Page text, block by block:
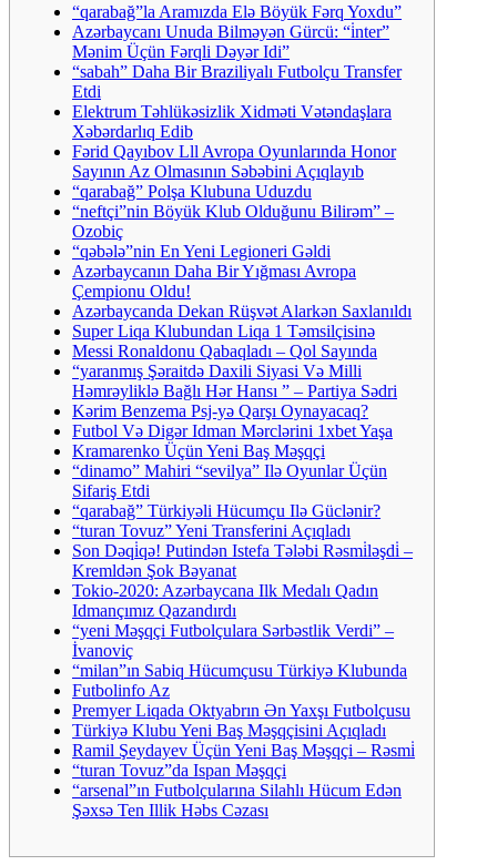
“qarabağ”la Aramızda Elə Böyük Fərq Yoxdu”
Azərbaycanı Unuda Bilməyən Gürcü: “i̇nter”
Mənim Üçün Fərqli Dəyər Idi”
“sabah” Daha Bir Braziliyalı Futbolçu Transfer
Etdi
Elektrum Təhlükəsizlik Xidməti Vətəndaşlara
Xəbərdarlıq Edib
Fərid Qayıbov Lll Avropa Oyunlarında Honor
Sayının Az Olmasının Səbəbini Açıqlayıb
“qarabağ” Polşa Klubuna Uduzdu
“neftçi”nin Böyük Klub Olduğunu Bilirəm” –
Ozobiç
“qəbələ”nin En Yeni Legioneri Gəldi
Azərbaycanın Daha Bir Yığması Avropa
Çempionu Oldu!
Azərbaycanda Dekan Rüşvət Alarkən Saxlanıldı
Super Liqa Klubundan Liqa 1 Təmsilçisinə
Messi Ronaldonu Qabaqladı – Qol Sayında
“yaranmış Şəraitdə Daxili Siyasi Və Milli
Həmrəyliklə Bağlı Hər Hansı ” – Partiya Sədri
Kərim Benzema Psj-yə Qarşı Oynayacaq?
Futbol Və Digər Idman Mərclərini 1xbet Yaşa
Kramarenko Üçün Yeni Baş Məşqçi
“dinamo” Mahiri “sevilya” Ilə Oyunlar Üçün
Sifariş Etdi
“qarabağ” Türkiyəli Hücumçu Ilə Güclənir?
“turan Tovuz” Yeni Transferini Açıqladı
Son Dəqi̇qə! Putindən Istefa Tələbi Rəsmi̇ləşdi̇ –
Kremldən Şok Bəyanat
Tokio-2020: Azərbaycana Ilk Medalı Qadın
Idmançımız Qazandırdı
“yeni Məşqçi Futbolçulara Sərbəstlik Verdi” –
İvanoviç
“milan”ın Sabiq Hücumçusu Türkiyə Klubunda
Futbolinfo Az
Premyer Liqada Oktyabrın Ən Yaxşı Futbolçusu
Türkiyə Klubu Yeni Baş Məşqçisini Açıqladı
Ramil Şeydayev Üçün Yeni Baş Məşqçi – Rəsmi̇
“turan Tovuz”da Ispan Məşqçi
“arsenal”ın Futbolçularına Silahlı Hücum Edən
Şəxsə Ten Illik Həbs Cəzası